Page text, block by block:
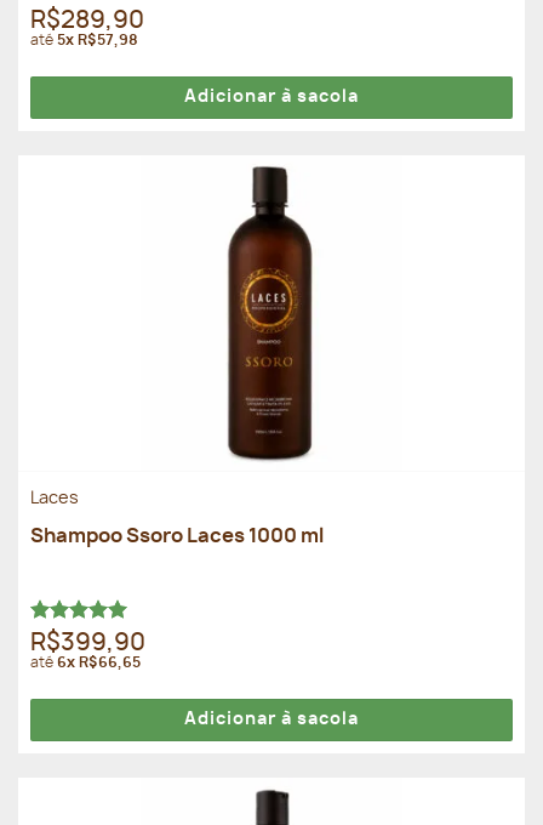
Avaliação
5.00de 5
R$289,90
até5x R$57,98
Adicionar à sacola
Laces
Shampoo Ssoro Laces 1000 ml
Avaliação
5.00de 5
R$399,90
até6x R$66,65
Adicionar à sacola